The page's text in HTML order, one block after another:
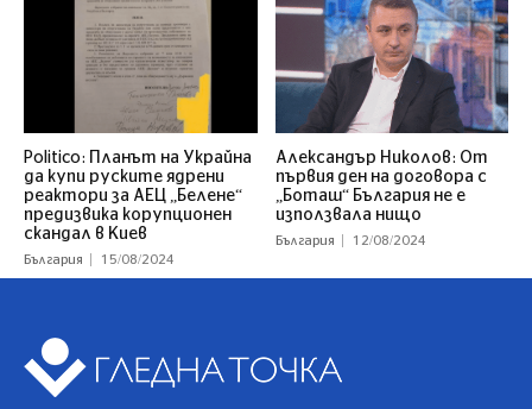
Politico: Планът на Украйна
да купи руските ядрени
реактори за АЕЦ „Белене“
предизвика корупционен
скандал в Киев
България 15/08/2024
Александър Николов: От
първия ден на договора с
„Боташ“ България не е
използвала нищо
България 12/08/2024